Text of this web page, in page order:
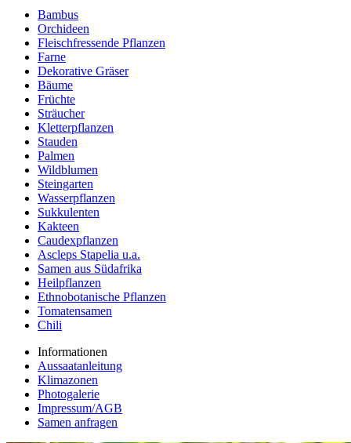
Bambus
Orchideen
Fleischfressende Pflanzen
Farne
Dekorative Gräser
Bäume
Früchte
Sträucher
Kletterpflanzen
Stauden
Palmen
Wildblumen
Steingarten
Wasserpflanzen
Sukkulenten
Kakteen
Caudexpflanzen
Ascleps Stapelia u.a.
Samen aus Südafrika
Heilpflanzen
Ethnobotanische Pflanzen
Tomatensamen
Chili
Informationen
Aussaatanleitung
Klimazonen
Photogalerie
Impressum/AGB
Samen anfragen